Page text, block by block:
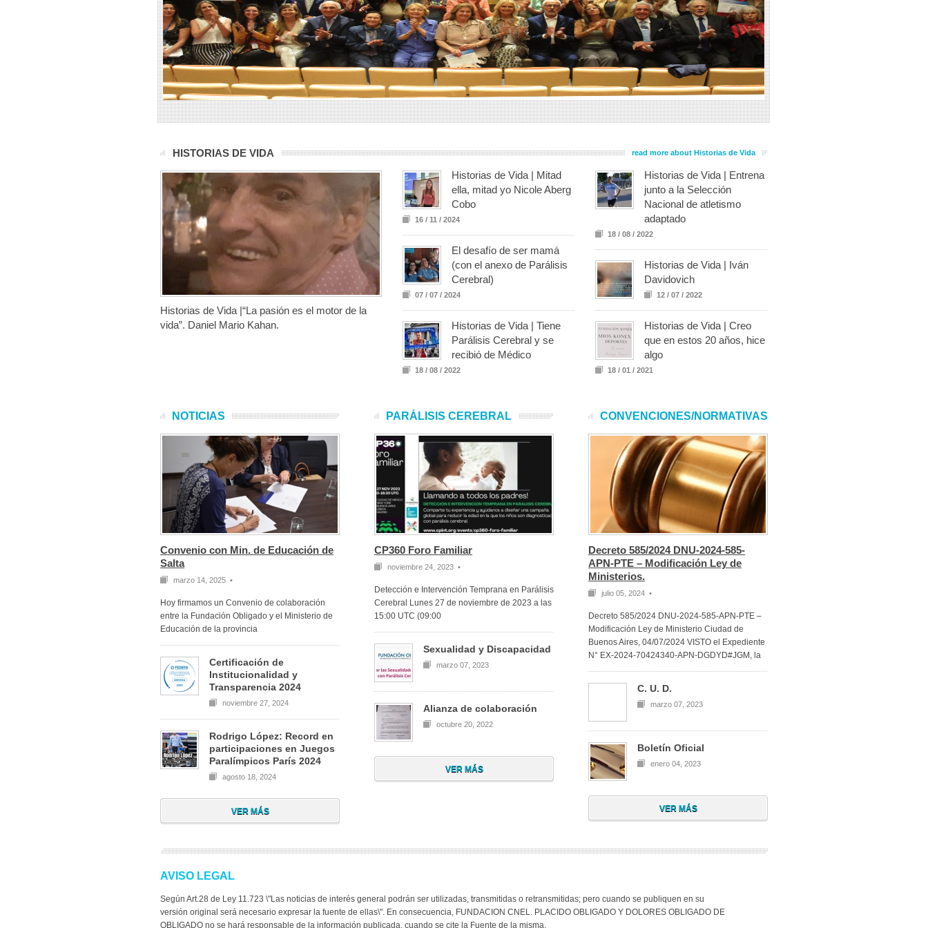
HISTORIAS DE VIDA read more about Historias de Vida
Historias de Vida |“La pasión es el motor de la
vida”. Daniel Mario Kahan.
Historias de Vida | Mitad
ella, mitad yo Nicole Aberg
Cobo
16 / 11 / 2024
El desafío de ser mamá
(con el anexo de Parálisis
Cerebral)
07 / 07 / 2024
Historias de Vida | Tiene
Parálisis Cerebral y se
recibió de Médico
18 / 08 / 2022
Historias de Vida | Entrena
junto a la Selección
Nacional de atletismo
adaptado
18 / 08 / 2022
Historias de Vida | Iván
Davidovich
12 / 07 / 2022
Historias de Vida | Creo
que en estos 20 años, hice
algo
18 / 01 / 2021
NOTICIAS
Convenio con Min. de Educación de
Salta
marzo 14, 2025 •
Hoy firmamos un Convenio de colaboración
entre la Fundación Obligado y el Ministerio de
Educación de la provincia
Certificación de
Institucionalidad y
Transparencia 2024
noviembre 27, 2024
Rodrigo López: Record en
participaciones en Juegos
Paralímpicos París 2024
agosto 18, 2024
VER MÁS
PARÁLISIS CEREBRAL
CP360 Foro Familiar
noviembre 24, 2023 •
Detección e Intervención Temprana en Parálisis
Cerebral Lunes 27 de noviembre de 2023 a las
15:00 UTC (09:00
Sexualidad y Discapacidad
marzo 07, 2023
Alianza de colaboración
octubre 20, 2022
VER MÁS
CONVENCIONES/NORMATIVAS
Decreto 585/2024 DNU-2024-585-
APN-PTE – Modificación Ley de
Ministerios.
julio 05, 2024 •
Decreto 585/2024 DNU-2024-585-APN-PTE –
Modificación Ley de Ministerio Ciudad de
Buenos Aires, 04/07/2024 VISTO el Expediente
N° EX-2024-70424340-APN-DGDYD#JGM, la
C. U. D.
marzo 07, 2023
Boletín Oficial
enero 04, 2023
VER MÁS
AVISO LEGAL
Según Art.28 de Ley 11.723 \"Las noticias de interés general podrán ser utilizadas, transmitidas o retransmitidas; pero cuando se publiquen en su
versión original será necesario expresar la fuente de ellas\". En consecuencia, FUNDACION CNEL. PLACIDO OBLIGADO Y DOLORES OBLIGADO DE
OBLIGADO no se hará responsable de la información publicada, cuando se cite la Fuente de la misma.